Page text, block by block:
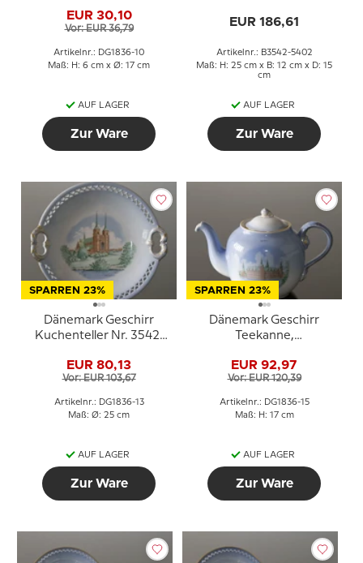
Kirche), Bing & Gröndahl
EUR 30,10
Vor: EUR 36,79
Artikelnr.: DG1836-10
Maß: H: 6 cm x Ø: 17 cm
AUF LAGER
Zur Ware
und Roskilde Domkirche)
EUR 186,61
Artikelnr.: B3542-5402
Maß: H: 25 cm x B: 12 cm x D: 15
cm
AUF LAGER
Zur Ware
SPARREN 23%
Dänemark Geschirr
Kuchenteller Nr. 3542,
EUR 80,13
Vor: EUR 103,67
Artikelnr.: DG1836-13
Maß: Ø: 25 cm
AUF LAGER
Zur Ware
SPARREN 23%
Dänemark Geschirr
Teekanne,
Kronborg, Bing &
Gröndahl Nr. 656
EUR 92,97
Vor: EUR 120,39
Artikelnr.: DG1836-15
Maß: H: 17 cm
AUF LAGER
Zur Ware